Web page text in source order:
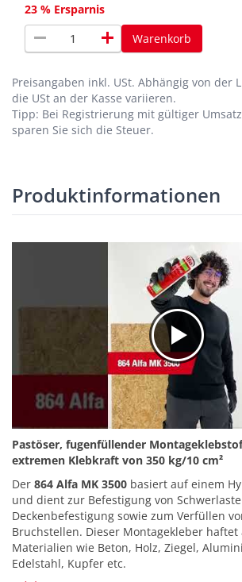
23 % Ersparnis
remove add Warenkorb
Preisangaben inkl. USt. Abhängig von der
die USt an der Kasse variieren.
Tipp: Bei Registrierung mit gültiger
sparen Sie sich die Steuer.
Produktinformationen
Pastöser, fugenfüllender
extremen Klebkraft von 350 kg/10 cm²
Der 864 Alfa MK 3500 basiert auf einem
und dient zur Befestigung von
Deckenbefestigung sowie zum Verfüllen
Bruchstellen. Dieser Montagekleber
Materialien wie Beton, Holz, Ziegel,
Edelstahl, Kupfer etc.